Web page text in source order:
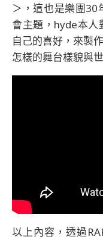
＞，這也是樂團30
會主題，hyde本人
自己的喜好，來製
怎樣的舞台樣貌與
以上內容，透過